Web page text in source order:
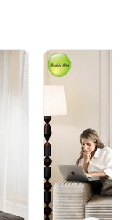
の圧縮ソファ
特徴です。一人
おり、座席また
使用できます。
最適で、快適さ
ます。 製品仕
スポンジ ファ
造 一人掛けオッ